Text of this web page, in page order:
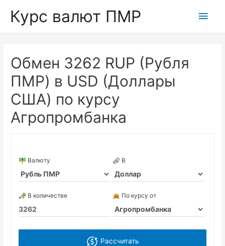
Курс валют ПМР
Обмен 3262 RUP (Рубля
ПМР) в USD (Доллары
США) по курсу
Агропромбанка
Валюту В
В количестве По курсу от
Рассчитать